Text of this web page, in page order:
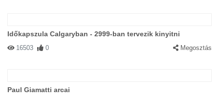
Időkapszula Calgaryban - 2999-ban tervezik kinyitni
16503 0 Megosztás
Paul Giamatti arcai